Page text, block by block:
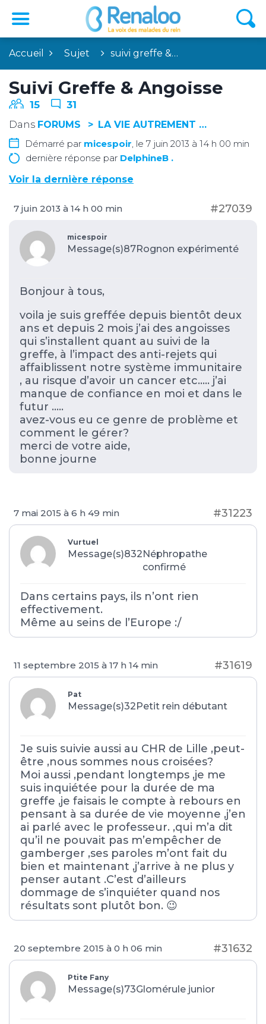
Accueil Sujet suivi greffe &…
Suivi Greffe & Angoisse
15 31
Dans FORUMS
LA VIE AUTREMENT …
Démarré par micespoir , le 7 juin 2013 à 14 h 00 min
dernière réponse par DelphineB .
Voir la dernière réponse
7 juin 2013 à 14 h 00 min #27039
micespoir
Message(s)87Rognon expérimenté
Bonjour à tous,
voila je suis greffée depuis bientôt deux
ans et depuis 2 mois j’ai des angoisses
qui s’installent quant au suivi de la
greffe, à l’impact des anti-rejets qui
affaiblissent notre système immunitaire
, au risque d’avoir un cancer etc….. j’ai
manque de confiance en moi et dans le
futur …..
avez-vous eu ce genre de problème et
comment le gérer?
merci de votre aide,
bonne journe
7 mai 2015 à 6 h 49 min #31223
Vurtuel
Message(s)832Néphropathe
confirmé
Dans certains pays, ils n’ont rien
effectivement.
Même au seins de l’Europe :/
11 septembre 2015 à 17 h 14 min #31619
Pat
Message(s)32Petit rein débutant
Je suis suivie aussi au CHR de Lille ,peut-
être ,nous sommes nous croisées?
Moi aussi ,pendant longtemps ,je me
suis inquiétée pour la durée de ma
greffe ,je faisais le compte à rebours en
pensant à sa durée de vie moyenne ,j’en
ai parlé avec le professeur. ,qui m’a dit
qu’il ne pouvait pas m’empêcher de
gamberger ,ses paroles m’ont fait du
bien et maintenant ,j’arrive à ne plus y
penser autant .C’est d’ailleurs
dommage de s’inquiéter quand nos
résultats sont plutôt bon. 😉
20 septembre 2015 à 0 h 06 min #31632
Ptite Fany
Message(s)73Glomérule junior